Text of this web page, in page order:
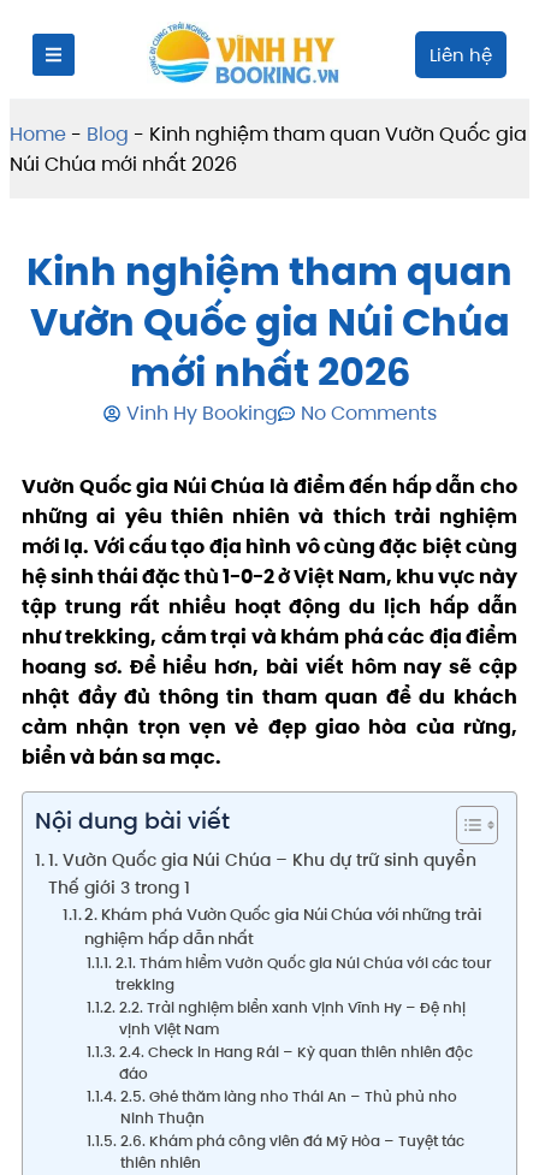
Liên hệ
Home - Blog - Kinh nghiệm tham quan Vườn Quốc gia
Núi Chúa mới nhất 2026
Kinh nghiệm tham quan
Vườn Quốc gia Núi Chúa
mới nhất 2026
Vinh Hy Booking No Comments
Vườn Quốc gia Núi Chúa là điểm đến hấp dẫn cho
những ai yêu thiên nhiên và thích trải nghiệm
mới lạ. Với cấu tạo địa hình vô cùng đặc biệt cùng
hệ sinh thái đặc thù 1-0-2 ở Việt Nam, khu vực này
tập trung rất nhiều hoạt động du lịch hấp dẫn
như trekking, cắm trại và khám phá các địa điểm
hoang sơ. Để hiểu hơn, bài viết hôm nay sẽ cập
nhật đầy đủ thông tin tham quan để du khách
cảm nhận trọn vẹn vẻ đẹp giao hòa của rừng,
biển và bán sa mạc.
Nội dung bài viết
1. Vườn Quốc gia Núi Chúa – Khu dự trữ sinh quyển
Thế giới 3 trong 1
2. Khám phá Vườn Quốc gia Núi Chúa với những trải
nghiệm hấp dẫn nhất
2.1. Thám hiểm Vườn Quốc gia Núi Chúa với các tour
trekking
2.2. Trải nghiệm biển xanh Vịnh Vĩnh Hy – Đệ nhị
vịnh Việt Nam
2.4. Check in Hang Rái – Kỳ quan thiên nhiên độc
đáo
2.5. Ghé thăm làng nho Thái An – Thủ phủ nho
Ninh Thuận
2.6. Khám phá công viên đá Mỹ Hòa – Tuyệt tác
thiên nhiên